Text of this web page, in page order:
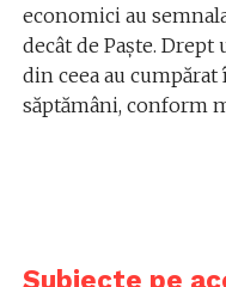
economici au
decât de Paște.
din ceea au
săptămâni, conform
Subiecte pe